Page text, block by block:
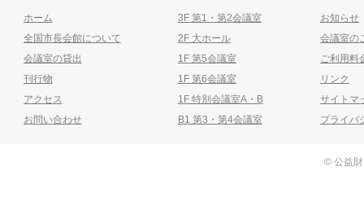
ホーム
全国市長会館について
会議室の貸出
刊行物
アクセス
お問い合わせ
3F 第1・第2会議室
2F 大ホール
1F 第5会議室
1F 第6会議室
1F 特別会議室A・B
B1 第3・第4会議室
お知らせ
会議室の
ご利用料
リンク
サイトマ
プライバ
© 公益